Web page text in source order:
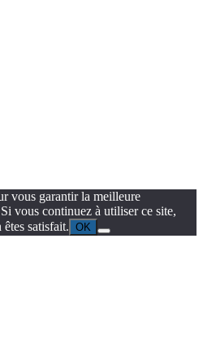
vous garantir la meilleure
vous continuez à utiliser ce site,
satisfait. OK